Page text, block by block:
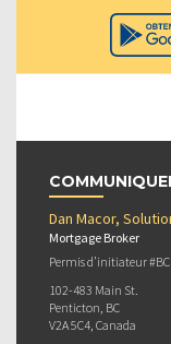
Dan Macor,
Mortgage Broker
Permis d’initiateur #BC
102-483 Main St.
Penticton, BC
V2A 5C4, Canada